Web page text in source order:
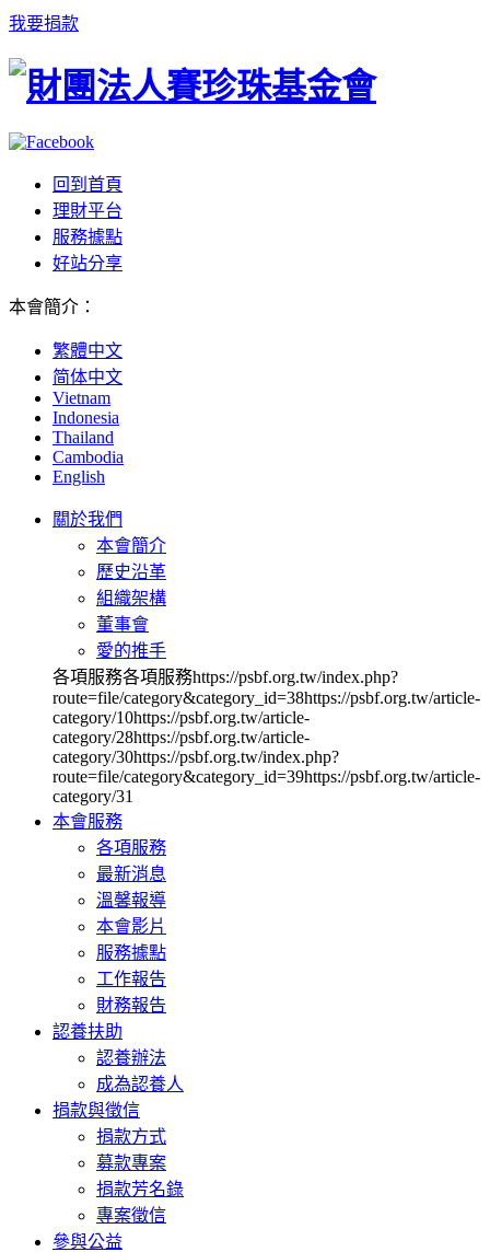
我要捐款
回到首頁
理財平台
服務據點
好站分享
本會簡介 ：
繁體中文
简体中文
Vietnam
Indonesia
Thailand
Cambodia
English
關於我們
本會簡介
歷史沿革
組織架構
董事會
愛的推手
各項服務各項服務https://psbf.org.tw/index.php?
route=file/category&category_id=38https://psbf.org.tw/article-
category/10https://psbf.org.tw/article-
category/28https://psbf.org.tw/article-
category/30https://psbf.org.tw/index.php?
route=file/category&category_id=39https://psbf.org.tw/article-
category/31
本會服務
各項服務
最新消息
溫馨報導
本會影片
服務據點
工作報告
財務報告
認養扶助
認養辦法
成為認養人
捐款與徵信
捐款方式
募款專案
捐款芳名錄
專案徵信
參與公益